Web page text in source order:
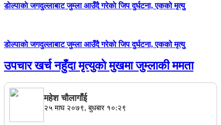
डाेल्पाकाे जगदुल्लाबाट जुम्ला आउँदै गरेकाे जिप दुर्घटना, एकको मृत्यु
डाेल्पाकाे जगदुल्लाबाट जुम्ला आउँदै गरेकाे जिप दुर्घटना, एकको मृत्यु
उपचार खर्च नहुँदा मृत्युकाे मुखमा जुम्लाकी ममता
महेश चाैलागाँई
२५ माघ २०७९, बुधबार १०:२९